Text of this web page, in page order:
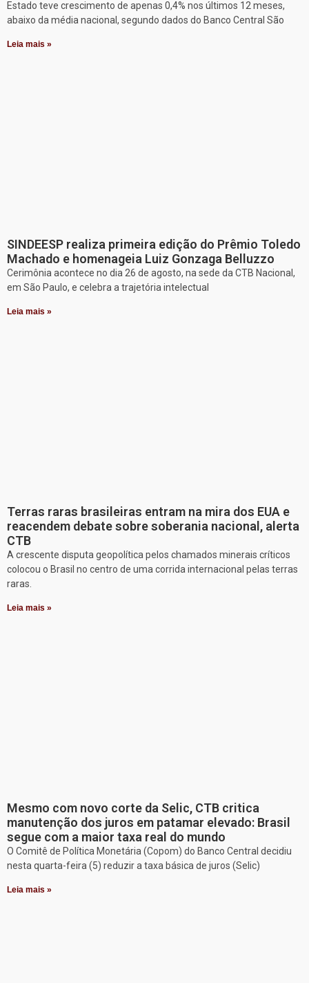
Estado teve crescimento de apenas 0,4% nos últimos 12 meses,
abaixo da média nacional, segundo dados do Banco Central São
Leia mais »
SINDEESP realiza primeira edição do Prêmio Toledo
Machado e homenageia Luiz Gonzaga Belluzzo
Cerimônia acontece no dia 26 de agosto, na sede da CTB Nacional,
em São Paulo, e celebra a trajetória intelectual
Leia mais »
Terras raras brasileiras entram na mira dos EUA e
reacendem debate sobre soberania nacional, alerta
CTB
A crescente disputa geopolítica pelos chamados minerais críticos
colocou o Brasil no centro de uma corrida internacional pelas terras
raras.
Leia mais »
Mesmo com novo corte da Selic, CTB critica
manutenção dos juros em patamar elevado: Brasil
segue com a maior taxa real do mundo
O Comitê de Política Monetária (Copom) do Banco Central decidiu
nesta quarta-feira (5) reduzir a taxa básica de juros (Selic)
Leia mais »